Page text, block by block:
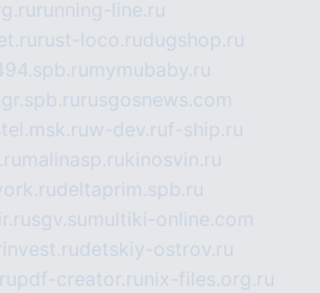
running-line.ru
rust-loco.rudugshop.ru
mymubaby.ru
rusgosnews.com
w-dev.ruf-ship.ru
malinasp.rukinosvin.ru
deltaprim.spb.ru
sgv.su multiki-online.com
detskiy-ostrov.ru
pdf-creator.ru nix-files.org.ru